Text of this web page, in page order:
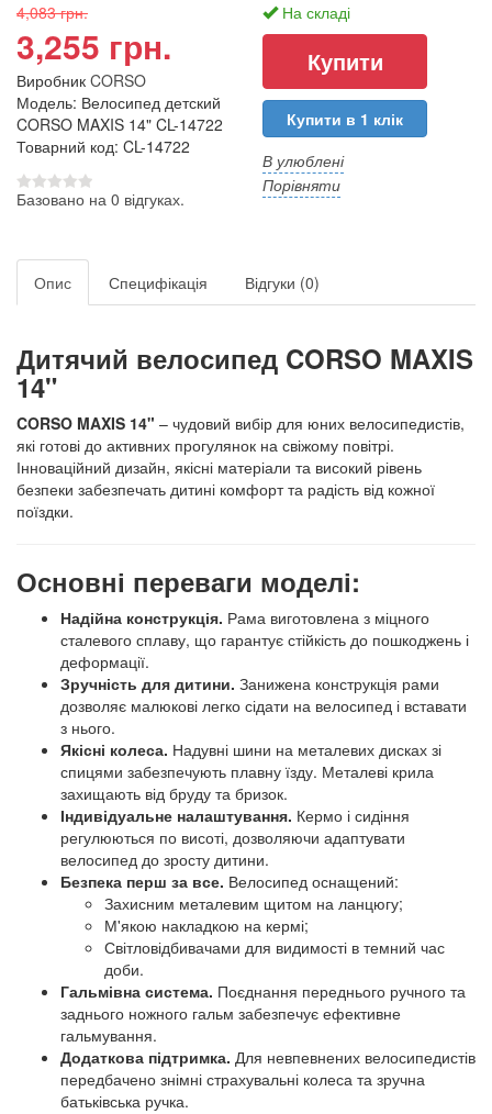
4,083 грн.
3,255 грн.
Виробник CORSO
Модель: Велосипед детский
CORSO MAXIS 14" CL-14722
Товарний код: CL-14722
Базовано на 0 відгуках.
На складі
Купити в 1 клік
В улюблені
Порівняти
Опис Специфікація Відгуки (0)
Дитячий велосипед CORSO MAXIS
14"
CORSO MAXIS 14" – чудовий вибір для юних велосипедистів,
які готові до активних прогулянок на свіжому повітрі.
Інноваційний дизайн, якісні матеріали та високий рівень
безпеки забезпечать дитині комфорт та радість від кожної
поїздки.
Основні переваги моделі:
Надійна конструкція. Рама виготовлена з міцного
сталевого сплаву, що гарантує стійкість до пошкоджень і
деформації.
Зручність для дитини. Занижена конструкція рами
дозволяє малюкові легко сідати на велосипед і вставати
з нього.
Якісні колеса. Надувні шини на металевих дисках зі
спицями забезпечують плавну їзду. Металеві крила
захищають від бруду та бризок.
Індивідуальне налаштування. Кермо і сидіння
регулюються по висоті, дозволяючи адаптувати
велосипед до зросту дитини.
Безпека перш за все. Велосипед оснащений:
Захисним металевим щитом на ланцюгу;
М'якою накладкою на кермі;
Світловідбивачами для видимості в темний час
доби.
Гальмівна система. Поєднання переднього ручного та
заднього ножного гальм забезпечує ефективне
гальмування.
Додаткова підтримка. Для невпевнених велосипедистів
передбачено знімні страхувальні колеса та зручна
батьківська ручка.